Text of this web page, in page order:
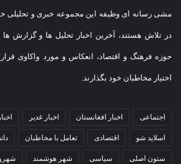
مشی رسانه ای وظیفه این مجموعه خبری و تحلیلی
در تلاش هستند، آخرین اخبار تحلیل ها و گزارش
حوزه فرهنگ و اقتصاد، انعکاس و مورد واکاوی
اختیار مخاطبان خود بگذارند.
اجتماعی اخبار افغانستان اخبار غدیر
اسلاید شو اقتصادی تعامل با مخاطبان
ستون اصلی سیاسی شهر هوشمند